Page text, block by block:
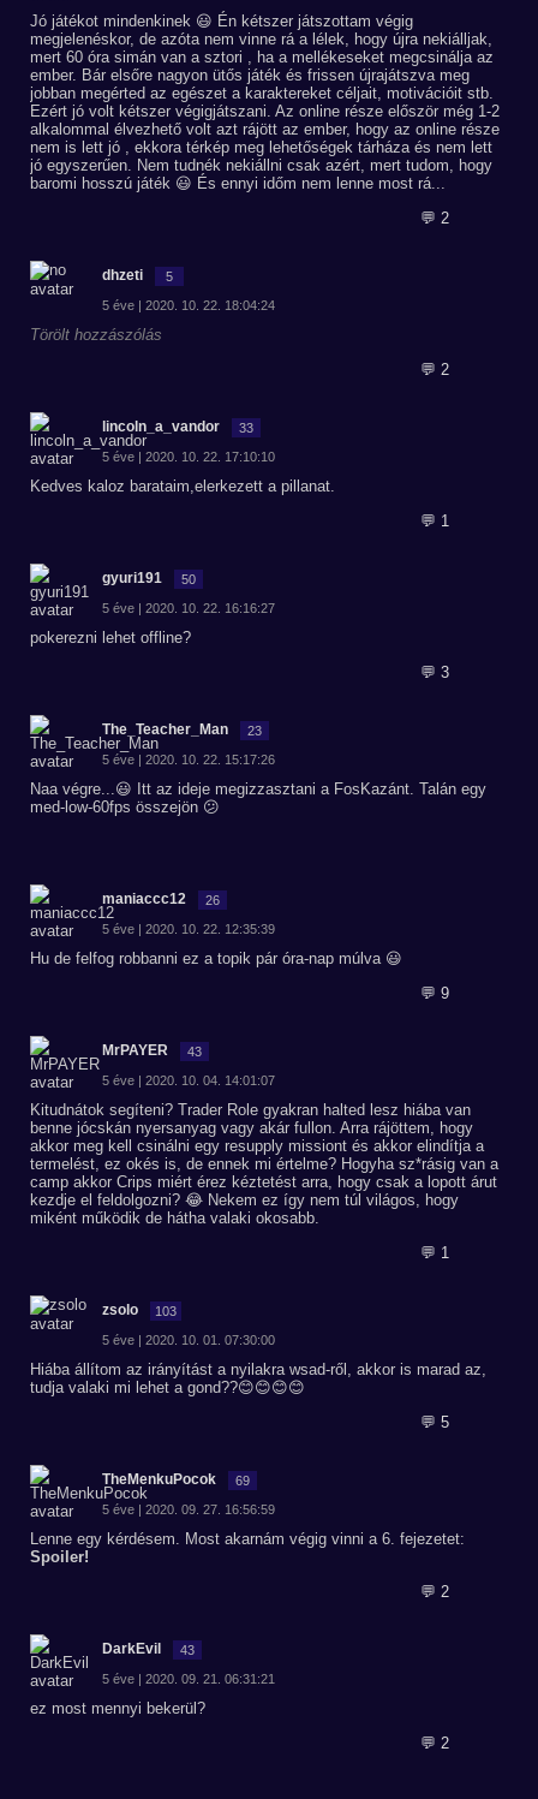
Jó játékot mindenkinek 😃 Én kétszer játszottam végig
megjelenéskor, de azóta nem vinne rá a lélek, hogy újra nekiálljak,
mert 60 óra simán van a sztori , ha a mellékeseket megcsinálja az
ember. Bár elsőre nagyon ütős játék és frissen újrajátszva meg
jobban megérted az egészet a karaktereket céljait, motivációit stb.
Ezért jó volt kétszer végigjátszani. Az online része először még 1-2
alkalommal élvezhető volt azt rájött az ember, hogy az online része
nem is lett jó , ekkora térkép meg lehetőségek tárháza és nem lett
jó egyszerűen. Nem tudnék nekiállni csak azért, mert tudom, hogy
baromi hosszú játék 😃 És ennyi időm nem lenne most rá...
💬 2
dhzeti 5
5 éve | 2020. 10. 22. 18:04:24
Törölt hozzászólás
💬 2
lincoln_a_vandor 33
5 éve | 2020. 10. 22. 17:10:10
Kedves kaloz barataim,elerkezett a pillanat.
💬 1
gyuri191 50
5 éve | 2020. 10. 22. 16:16:27
pokerezni lehet offline?
💬 3
The_Teacher_Man 23
5 éve | 2020. 10. 22. 15:17:26
Naa végre...😃 Itt az ideje megizzasztani a FosKazánt. Talán egy
med-low-60fps összejön 😕
maniaccc12 26
5 éve | 2020. 10. 22. 12:35:39
Hu de felfog robbanni ez a topik pár óra-nap múlva 😃
💬 9
MrPAYER 43
5 éve | 2020. 10. 04. 14:01:07
Kitudnátok segíteni? Trader Role gyakran halted lesz hiába van
benne jócskán nyersanyag vagy akár fullon. Arra rájöttem, hogy
akkor meg kell csinálni egy resupply missiont és akkor elindítja a
termelést, ez okés is, de ennek mi értelme? Hogyha sz*rásig van a
camp akkor Crips miért érez kéztetést arra, hogy csak a lopott árut
kezdje el feldolgozni? 😂 Nekem ez így nem túl világos, hogy
miként működik de hátha valaki okosabb.
💬 1
zsolo 103
5 éve | 2020. 10. 01. 07:30:00
Hiába állítom az irányítást a nyilakra wsad-ről, akkor is marad az,
tudja valaki mi lehet a gond??😊😊😊😊
💬 5
TheMenkuPocok 69
5 éve | 2020. 09. 27. 16:56:59
Lenne egy kérdésem. Most akarnám végig vinni a 6. fejezetet:
Spoiler!
💬 2
DarkEvil 43
5 éve | 2020. 09. 21. 06:31:21
ez most mennyi bekerül?
💬 2